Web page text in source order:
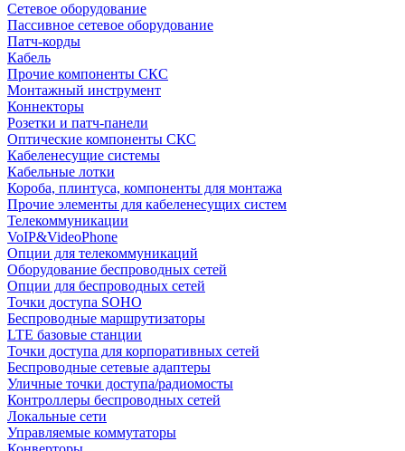
Сетевое оборудование
Пассивное сетевое оборудование
Патч-корды
Кабель
Прочие компоненты СКС
Монтажный инструмент
Коннекторы
Розетки и патч-панели
Оптические компоненты СКС
Кабеленесущие системы
Кабельные лотки
Короба, плинтуса, компоненты для монтажа
Прочие элементы для кабеленесущих систем
Телекоммуникации
VoIP&VideoPhone
Опции для телекоммуникаций
Оборудование беспроводных сетей
Опции для беспроводных сетей
Точки доступа SOHO
Беспроводные маршрутизаторы
LTE базовые станции
Точки доступа для корпоративных сетей
Беспроводные сетевые адаптеры
Уличные точки доступа/радиомосты
Контроллеры беспроводных сетей
Локальные сети
Управляемые коммутаторы